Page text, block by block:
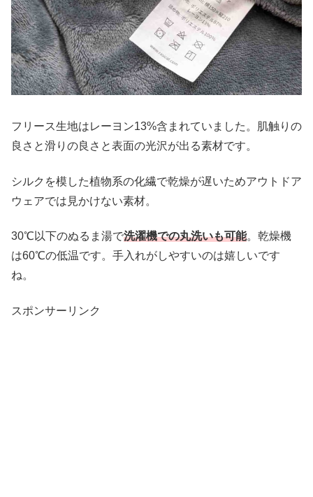
フリース生地はレーヨン13%含まれていました。肌触りの
良さと滑りの良さと表面の光沢が出る素材です。
シルクを模した植物系の化繊で乾燥が遅いためアウトドア
ウェアでは見かけない素材。
30℃以下のぬるま湯で洗濯機での丸洗いも可能。乾燥機
は60℃の低温です。手入れがしやすいのは嬉しいです
ね。
スポンサーリンク